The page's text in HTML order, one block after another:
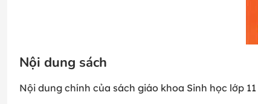
Nội dung sách
Nội dung chính của sách giáo khoa Sinh học lớp